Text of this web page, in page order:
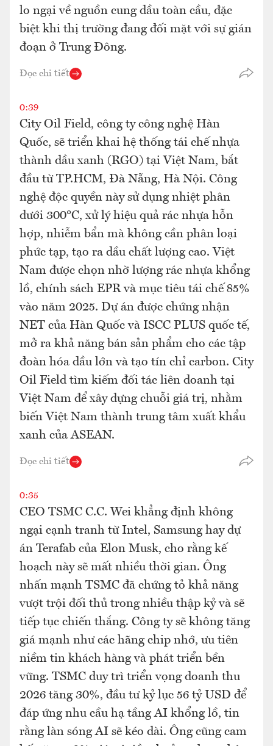
lo ngại về nguồn cung dầu toàn cầu, đặc
biệt khi thị trường đang đối mặt với sự gián
đoạn ở Trung Đông.
Đọc chi tiết
0:39
City Oil Field, công ty công nghệ Hàn
Quốc, sẽ triển khai hệ thống tái chế nhựa
thành dầu xanh (RGO) tại Việt Nam, bắt
đầu từ TP.HCM, Đà Nẵng, Hà Nội. Công
nghệ độc quyền này sử dụng nhiệt phân
dưới 300°C, xử lý hiệu quả rác nhựa hỗn
hợp, nhiễm bẩn mà không cần phân loại
phức tạp, tạo ra dầu chất lượng cao. Việt
Nam được chọn nhờ lượng rác nhựa khổng
lồ, chính sách EPR và mục tiêu tái chế 85%
vào năm 2025. Dự án được chứng nhận
NET của Hàn Quốc và ISCC PLUS quốc tế,
mở ra khả năng bán sản phẩm cho các tập
đoàn hóa dầu lớn và tạo tín chỉ carbon. City
Oil Field tìm kiếm đối tác liên doanh tại
Việt Nam để xây dựng chuỗi giá trị, nhằm
biến Việt Nam thành trung tâm xuất khẩu
xanh của ASEAN.
Đọc chi tiết
0:35
CEO TSMC C.C. Wei khẳng định không
ngại cạnh tranh từ Intel, Samsung hay dự
án Terafab của Elon Musk, cho rằng kế
hoạch này sẽ mất nhiều thời gian. Ông
nhấn mạnh TSMC đã chứng tỏ khả năng
vượt trội đối thủ trong nhiều thập kỷ và sẽ
tiếp tục chiến thắng. Công ty sẽ không tăng
giá mạnh như các hãng chip nhớ, ưu tiên
niềm tin khách hàng và phát triển bền
vững. TSMC duy trì triển vọng doanh thu
2026 tăng 30%, đầu tư kỷ lục 56 tỷ USD để
đáp ứng nhu cầu hạ tầng AI khổng lồ, tin
rằng làn sóng AI sẽ kéo dài. Ông cũng cam